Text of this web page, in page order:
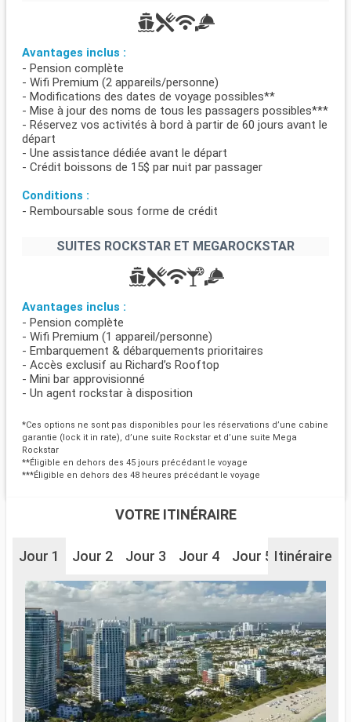
Avantages inclus :
- Pension complète
- Wifi Premium (2 appareils/personne)
- Modifications des dates de voyage possibles**
- Mise à jour des noms de tous les passagers possibles***
- Réservez vos activités à bord à partir de 60 jours avant le
départ
- Une assistance dédiée avant le départ
- Crédit boissons de 15$ par nuit par passager
Conditions :
- Remboursable sous forme de crédit
SUITES ROCKSTAR ET MEGAROCKSTAR
Avantages inclus :
- Pension complète
- Wifi Premium (1 appareil/personne)
- Embarquement & débarquements prioritaires
- Accès exclusif au Richard’s Rooftop
- Mini bar approvisionné
- Un agent rockstar à disposition
*Ces options ne sont pas disponibles pour les réservations d’une cabine
garantie (lock it in rate), d’une suite Rockstar et d’une suite Mega
Rockstar
**Éligible en dehors des 45 jours précédant le voyage
***Éligible en dehors des 48 heures précédant le voyage
VOTRE ITINÉRAIRE
Jour 1 Jour 2 Jour 3 Jour 4 Jour 5 Jour 6
Itinéraire